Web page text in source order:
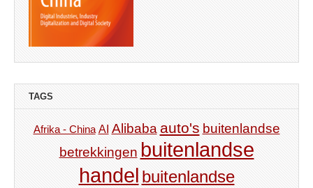
TAGS
Afrika - China AI Alibaba auto's buitenlandse
betrekkingen buitenlandse
handel buitenlandse